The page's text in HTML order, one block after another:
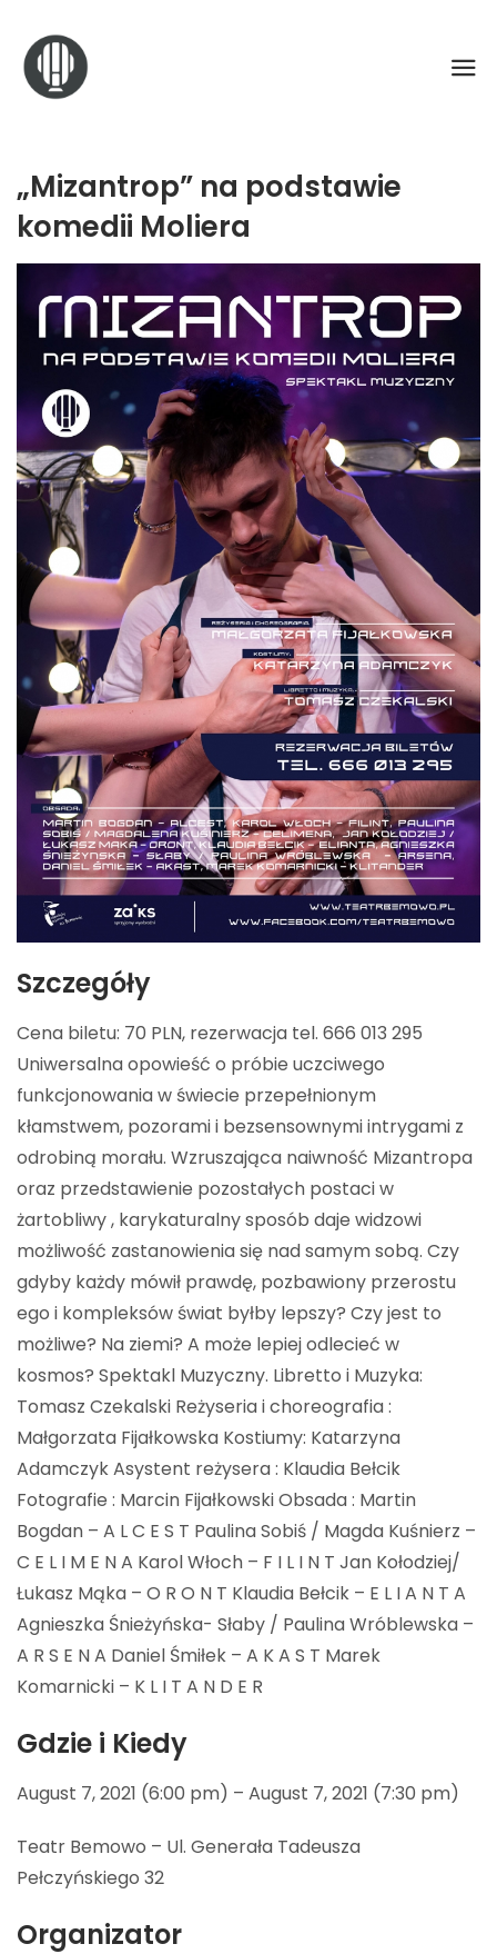
„Mizantrop” na podstawie
komedii Moliera
Szczegóły
Cena biletu: 70 PLN, rezerwacja tel. 666 013 295
Uniwersalna opowieść o próbie uczciwego
funkcjonowania w świecie przepełnionym
kłamstwem, pozorami i bezsensownymi intrygami z
odrobiną morału. Wzruszająca naiwność Mizantropa
oraz przedstawienie pozostałych postaci w
żartobliwy , karykaturalny sposób daje widzowi
możliwość zastanowienia się nad samym sobą. Czy
gdyby każdy mówił prawdę, pozbawiony przerostu
ego i kompleksów świat byłby lepszy? Czy jest to
możliwe? Na ziemi? A może lepiej odlecieć w
kosmos? Spektakl Muzyczny. Libretto i Muzyka:
Tomasz Czekalski Reżyseria i choreografia :
Małgorzata Fijałkowska Kostiumy: Katarzyna
Adamczyk Asystent reżysera : Klaudia Bełcik
Fotografie : Marcin Fijałkowski Obsada : Martin
Bogdan – A L C E S T Paulina Sobiś / Magda Kuśnierz –
C E L I M E N A Karol Włoch – F I L I N T Jan Kołodziej/
Łukasz Mąka – O R O N T Klaudia Bełcik – E L I A N T A
Agnieszka Śnieżyńska- Słaby / Paulina Wróblewska –
A R S E N A Daniel Śmiłek – A K A S T Marek
Komarnicki – K L I T A N D E R
Gdzie i Kiedy
August 7, 2021 (6:00 pm) – August 7, 2021 (7:30 pm)
Teatr Bemowo – Ul. Generała Tadeusza
Pełczyńskiego 32
Organizator